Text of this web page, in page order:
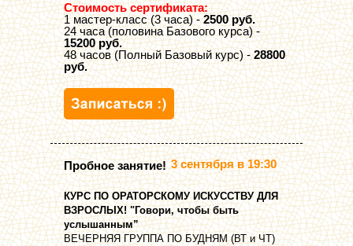
Стоимость сертификата:
1 мастер-класс (3 часа) -2500 руб.
24 часа (половина Базового курса) -
15200 руб.
48 часов (Полный Базовый курс) -28800
руб.
Пробное занятие! 3 сентября в 19:30
КУРС ПО ОРАТОРСКОМУ ИСКУССТВУ ДЛЯ
ВЗРОСЛЫХ! "Говори, чтобы быть
услышанным”
ВЕЧЕРНЯЯ ГРУППА ПО БУДНЯМ (ВТ и ЧТ)